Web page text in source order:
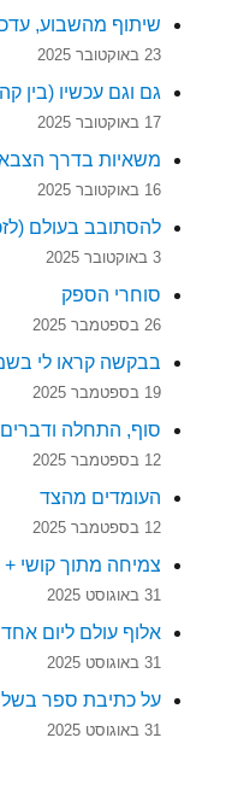
שיתוף מהשבוע,
23 באוקטובר 2025
גם וגם עכשיו (בין
17 באוקטובר 2025
משאיות בדרך
16 באוקטובר 2025
להסתובב בעולם
3 באוקטובר 2025
סוחרי הספק
26 בספטמבר 2025
בבקשה קראו לי
19 בספטמבר 2025
סוף, התחלה
12 בספטמבר 2025
העומדים מהצד
12 בספטמבר 2025
צמיחה מתוך קושי
31 באוגוסט 2025
אלוף עולם ליום אחד
31 באוגוסט 2025
על כתיבת ספר
31 באוגוסט 2025